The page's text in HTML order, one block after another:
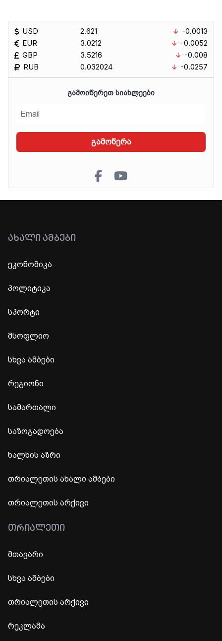
USD
EUR
GBP
RUB
2.621
3.0212
3.5216
0.032024
-0.0013
-0.0052
-0.008
-0.0257
ᲒᲐᲛᲝᲘᲬᲔᲠᲔᲗ ᲡᲘᲐᲮᲚᲔᲔᲑᲘ
გამოწერა
ᲐᲮᲐᲚᲘ ᲐᲛᲑᲔᲑᲘ
ეკონომიკა
პოლიტიკა
სპორტი
მსოფლიო
სხვა ამბები
რეგიონი
სამართალი
საზოგადოება
ხალხის აზრი
თრიალეთის ახალი ამბები
თრიალეთის არქივი
ᲗᲠᲘᲐᲚᲔᲗᲘ
მთავარი
სხვა ამბები
თრიალეთის არქივი
რეკლამა